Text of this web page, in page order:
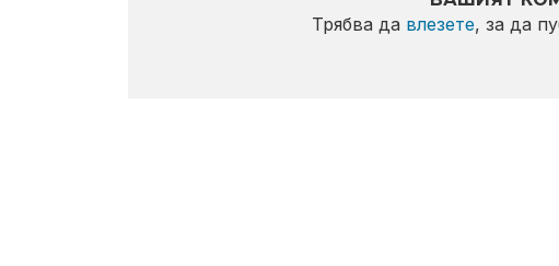
Трябва да влезете, за да